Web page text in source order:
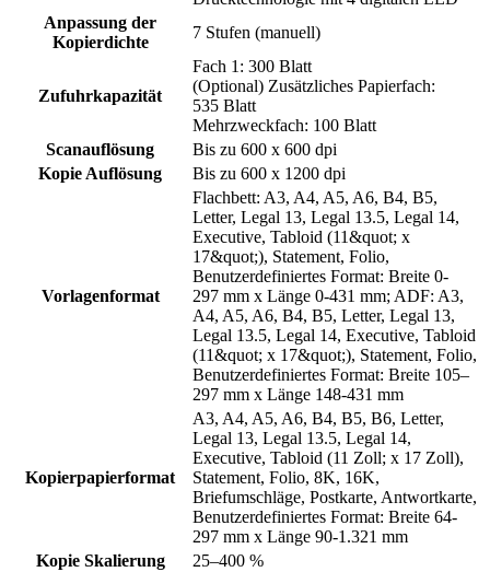
Anpassung der
Kopierdichte
7 Stufen (manuell)
Zufuhrkapazität
Fach 1: 300 Blatt
(Optional) Zusätzliches Papierfach:
535 Blatt
Mehrzweckfach: 100 Blatt
Scanauflösung
Bis zu 600 x 600 dpi
Kopie Auflösung
Bis zu 600 x 1200 dpi
Vorlagenformat
Flachbett: A3, A4, A5, A6, B4, B5,
Letter, Legal 13, Legal 13.5, Legal 14,
Executive, Tabloid (11&quot; x
17&quot;), Statement, Folio,
Benutzerdefiniertes Format: Breite 0-
297 mm x Länge 0-431 mm; ADF: A3,
A4, A5, A6, B4, B5, Letter, Legal 13,
Legal 13.5, Legal 14, Executive, Tabloid
(11&quot; x 17&quot;), Statement, Folio,
Benutzerdefiniertes Format: Breite 105–
297 mm x Länge 148-431 mm
Kopierpapierformat
A3, A4, A5, A6, B4, B5, B6, Letter,
Legal 13, Legal 13.5, Legal 14,
Executive, Tabloid (11 Zoll; x 17 Zoll),
Statement, Folio, 8K, 16K,
Briefumschläge, Postkarte, Antwortkarte,
Benutzerdefiniertes Format: Breite 64-
297 mm x Länge 90-1.321 mm
Kopie Skalierung
25–400 %